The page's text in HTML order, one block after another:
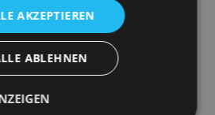
Kultstatus genießt. Der packende
und Choreograf Simon
der mit der Erfolgsproduktion
die Herzen von Publikum
eroberte.
AKZEPTIEREN
ABLEHNEN